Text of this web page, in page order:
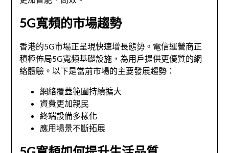
5G寬頻的市場趨勢
香港的5G市場正呈現快速增長態勢。電信運營商正
積極佈局5G寬頻基礎設施，為用戶提供更優質的網
絡體驗。以下是當前市場的主要發展趨勢：
網絡覆蓋範圍持續擴大
資費更加親民
終端設備多樣化
應用場景不斷拓展